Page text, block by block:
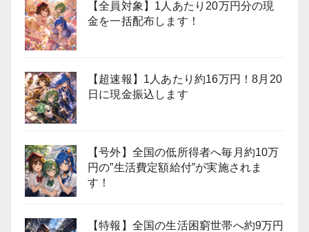
【全員対象】1人あたり20万円分の現
金を一括配布します！
【超速報】1人あたり約16万円！8月20
日に現金振込します
【号外】全国の低所得者へ毎月約10万
円の”生活費定額給付”が実施されま
す！
【特報】全国の生活困窮世帯へ約9万円